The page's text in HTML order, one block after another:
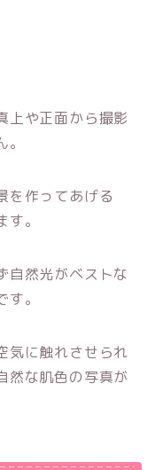
上や正面から撮影
を作ってあげる
。
自然光がベストな
す。
気に触れさせられ
然な肌色の写真が